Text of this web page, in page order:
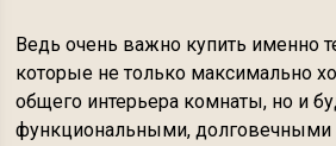
Ведь очень важно купить именно
которые не только максимально
общего интерьера комнаты, но и
функциональными, долговечными